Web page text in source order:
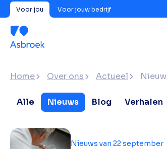
Voor jou Voor jouw bedrijf
Home Over ons Actueel
Alle Nieuws Blog Verhalen
Nieuws van 22 september